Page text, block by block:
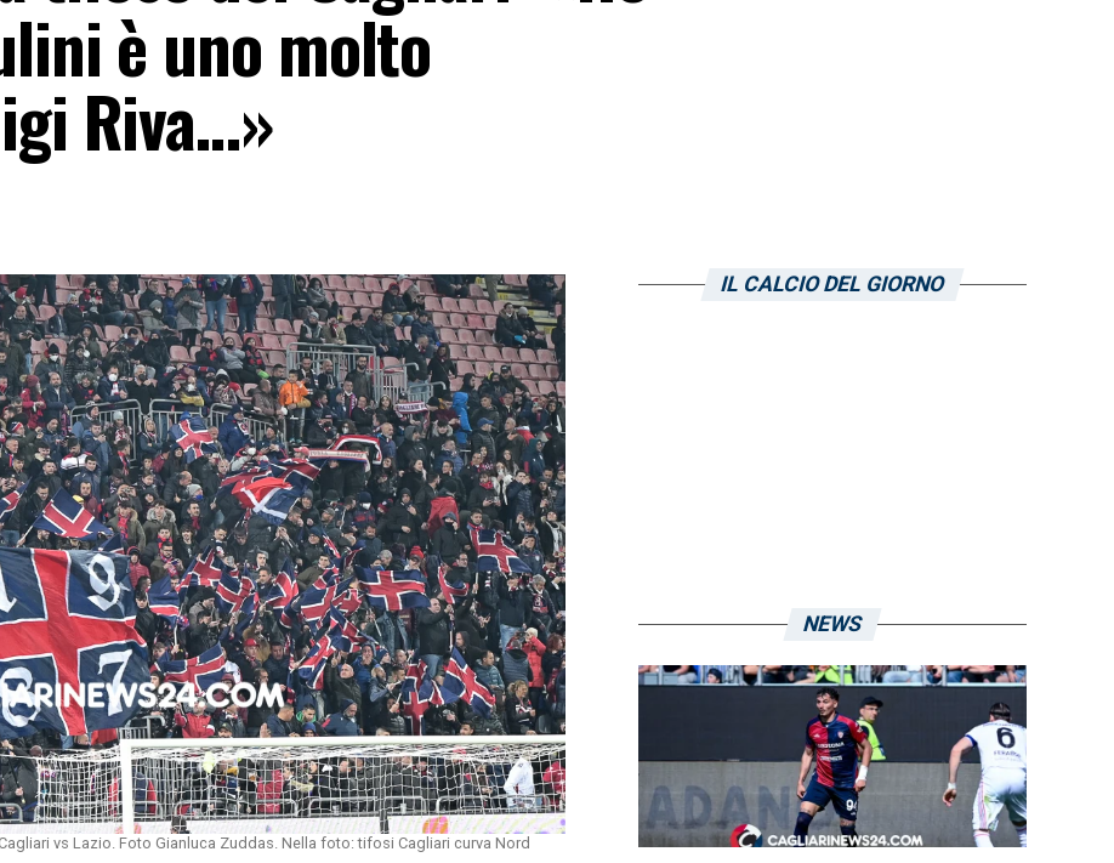
è uno molto
Riva…»
vs Lazio. Foto Gianluca Zuddas. Nella foto: tifosi Cagliari curva Nord
IL CALCIO DEL GIORNO
NEWS